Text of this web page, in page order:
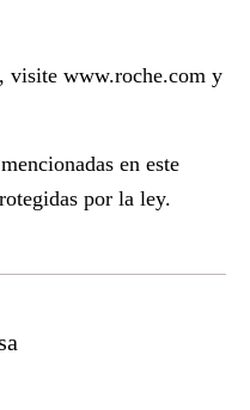
visite www.roche.com y
en este
por la ley.